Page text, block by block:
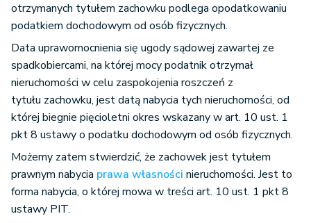
otrzymanych tytułem zachowku podlega opodatkowaniu
podatkiem dochodowym od osób fizycznych.
Data uprawomocnienia się ugody sądowej zawartej ze
spadkobiercami, na której mocy podatnik otrzymał
nieruchomości w celu zaspokojenia roszczeń z
tytułu zachowku, jest datą nabycia tych nieruchomości, od
której biegnie pięcioletni okres wskazany w art. 10 ust. 1
pkt 8 ustawy o podatku dochodowym od osób fizycznych.
Możemy zatem stwierdzić, że zachowek jest tytułem
prawnym nabycia prawa własności nieruchomości. Jest to
forma nabycia, o której mowa w treści art. 10 ust. 1 pkt 8
ustawy PIT.